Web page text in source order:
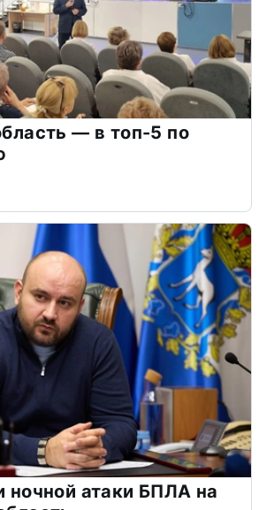
— в топ-5 по
ночной атаки БПЛА на